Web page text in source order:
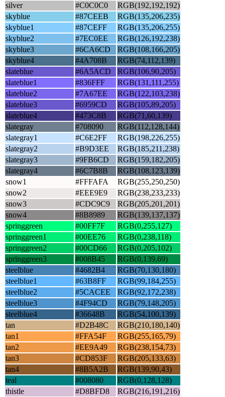
silver
#C0C0C0
RGB(192,192,192)
skyblue
#87CEEB
RGB(135,206,235)
skyblue1
#87CEFF
RGB(135,206,255)
skyblue2
#7EC0EE
RGB(126,192,238)
skyblue3
#6CA6CD
RGB(108,166,205)
skyblue4
#4A708B
RGB(74,112,139)
slateblue
#6A5ACD
RGB(106,90,205)
slateblue1
#836FFF
RGB(131,111,255)
slateblue2
#7A67EE
RGB(122,103,238)
slateblue3
#6959CD
RGB(105,89,205)
slateblue4
#473C8B
RGB(71,60,139)
slategray
#708090
RGB(112,128,144)
slategray1
#C6E2FF
RGB(198,226,255)
slategray2
#B9D3EE
RGB(185,211,238)
slategray3
#9FB6CD
RGB(159,182,205)
slategray4
#6C7B8B
RGB(108,123,139)
snow1
#FFFAFA
RGB(255,250,250)
snow2
#EEE9E9
RGB(238,233,233)
snow3
#CDC9C9
RGB(205,201,201)
snow4
#8B8989
RGB(139,137,137)
springgreen
#00FF7F
RGB(0,255,127)
springgreen1
#00EE76
RGB(0,238,118)
springgreen2
#00CD66
RGB(0,205,102)
springgreen3
#008B45
RGB(0,139,69)
steelblue
#4682B4
RGB(70,130,180)
steelblue1
#63B8FF
RGB(99,184,255)
steelblue2
#5CACEE
RGB(92,172,238)
steelblue3
#4F94CD
RGB(79,148,205)
steelblue4
#36648B
RGB(54,100,139)
tan
#D2B48C
RGB(210,180,140)
tan1
#FFA54F
RGB(255,165,79)
tan2
#EE9A49
RGB(238,154,73)
tan3
#CD853F
RGB(205,133,63)
tan4
#8B5A2B
RGB(139,90,43)
teal
#008080
RGB(0,128,128)
thistle
#D8BFD8
RGB(216,191,216)